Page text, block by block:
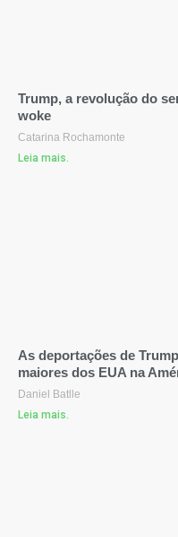
Trump, a revolução do
woke
Catarina Rochamonte
Leia mais.
As deportações de
maiores dos EUA na
Daniel Batlle
Leia mais.